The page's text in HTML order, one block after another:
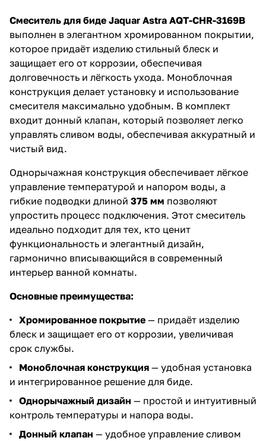
Смеситель для биде Jaquar Astra AQT-CHR-3169B
выполнен в элегантном хромированном покрытии,
которое придаёт изделию стильный блеск и
защищает его от коррозии, обеспечивая
долговечность и лёгкость ухода. Моноблочная
конструкция делает установку и использование
смесителя максимально удобным. В комплект
входит донный клапан, который позволяет легко
управлять сливом воды, обеспечивая аккуратный и
чистый вид.
Однорычажная конструкция обеспечивает лёгкое
управление температурой и напором воды, а
гибкие подводки длиной 375 мм позволяют
упростить процесс подключения. Этот смеситель
идеально подходит для тех, кто ценит
функциональность и элегантный дизайн,
гармонично вписывающийся в современный
интерьер ванной комнаты.
Основные преимущества:
Хромированное покрытие — придаёт изделию
блеск и защищает его от коррозии, увеличивая
срок службы.
Моноблочная конструкция — удобная установка
и интегрированное решение для биде.
Однорычажный дизайн — простой и интуитивный
контроль температуры и напора воды.
Донный клапан — удобное управление сливом